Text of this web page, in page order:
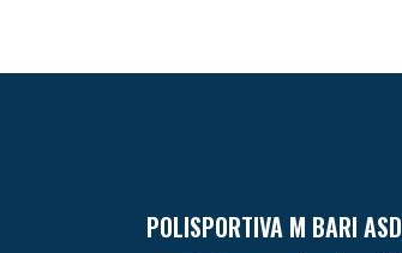
POLISPORTIVA M BARI ASD